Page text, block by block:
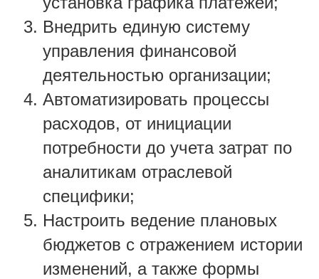
Внедрить единую систему
управления финансовой
деятельностью организации;
Автоматизировать процессы
расходов, от инициации
потребности до учета затрат по
аналитикам отраслевой
специфики;
Настроить ведение плановых
бюджетов с отражением истории
изменений, а также формы